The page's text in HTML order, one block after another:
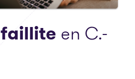
faillite en C.-